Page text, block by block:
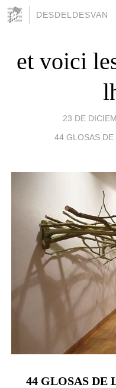
DESDELDESVAN
et voici
23 DE
44 GLOSAS
44 GLOSAS DE